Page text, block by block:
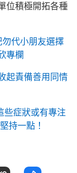
位積極開拓各種
代小朋友選擇
專欄
起責備善用同情
些症狀或有專注
持一點！